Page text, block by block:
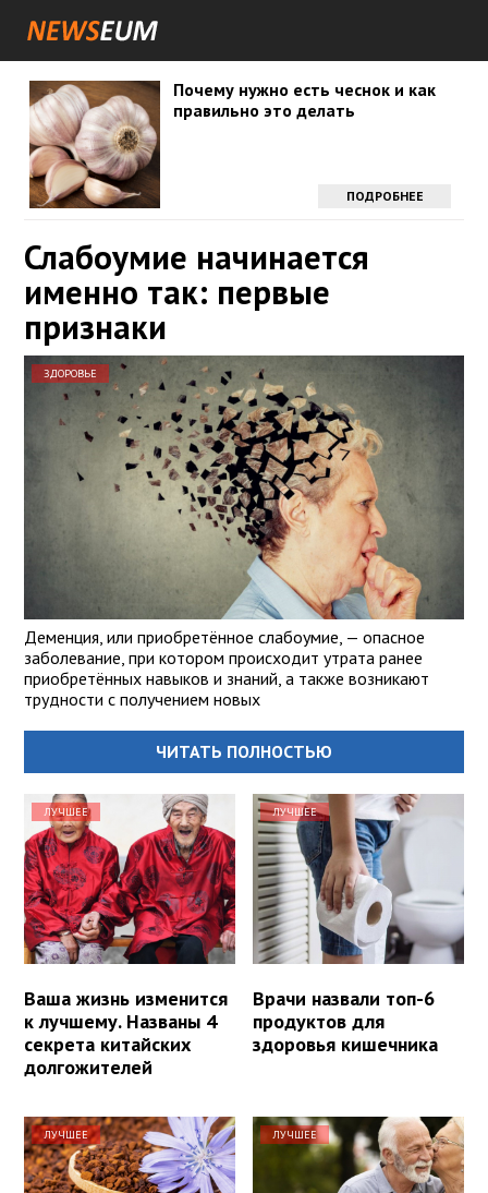
Почему нужно есть чеснок и как
правильно это делать
ПОДРОБНЕЕ
Слабоумие начинается
именно так: первые
признаки
ЗДОРОВЬЕ
Деменция, или приобретённое слабоумие, — опасное
заболевание, при котором происходит утрата ранее
приобретённых навыков и знаний, а также возникают
трудности с получением новых
ЧИТАТЬ ПОЛНОСТЬЮ
ЛУЧШЕЕ
Ваша жизнь изменится
к лучшему. Названы 4
секрета китайских
долгожителей
ЛУЧШЕЕ
Врачи назвали топ-6
продуктов для
здоровья кишечника
ЛУЧШЕЕ ЛУЧШЕЕ